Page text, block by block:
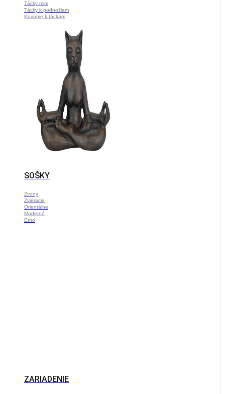
Tácky mini
Tácky k podnožiam
Kovanie k táckam
SOŠKY
Zvony
Zvieracie
Orientálne
Moderné
Etno
ZARIADENIE